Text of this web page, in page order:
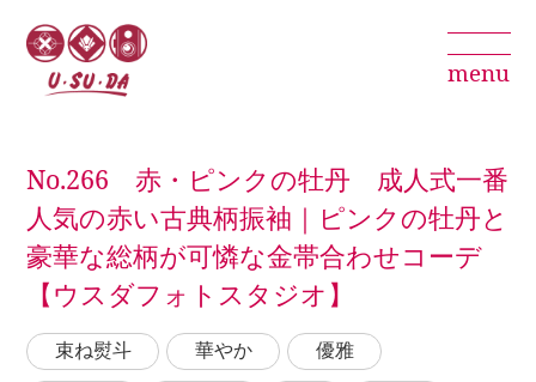
menu
No.266 赤・ピンクの牡丹 成人式一番
人気の赤い古典柄振袖｜ピンクの牡丹と
豪華な総柄が可憐な金帯合わせコーデ
【ウスダフォトスタジオ】
束ね熨斗 華やか
優雅